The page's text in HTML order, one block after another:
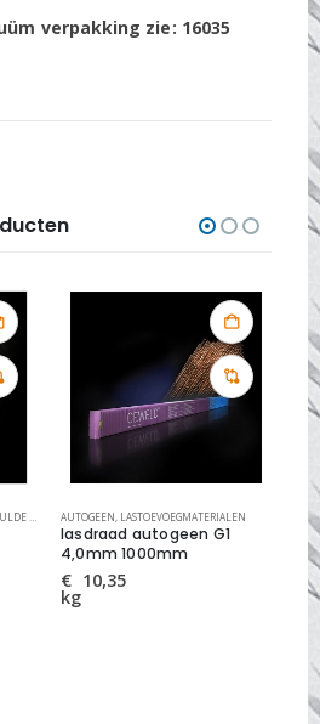
verpakking zie: 16035
STAAL , MIG/MAG LASDRADEN
AUTOGEEN LASTOEVOEGMATERIALEN
lasdraad autogeen G1
4,0mm 1000mm
€ 10,35
kg kg